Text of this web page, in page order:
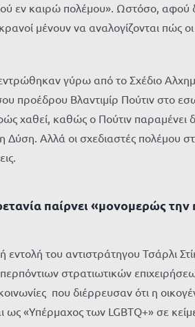
εν καιρώ πολέμου». Ωστόσο, αφού
μένουν να αναλογίζονται
γύρω από το Σχέδιο
προέδρου Βλαντιμίρ Πούτιν στο
χαθεί, καθώς ο Πούτιν
Δύση. Αλλά οι σχεδιαστές
παίρνει «μονομερώς
του αντιστράτηγου Τσάρλι
στρατιωτικών
που διέρρευσαν ότι η
ως «Υπέρμαχος των LGBTQ+» σε